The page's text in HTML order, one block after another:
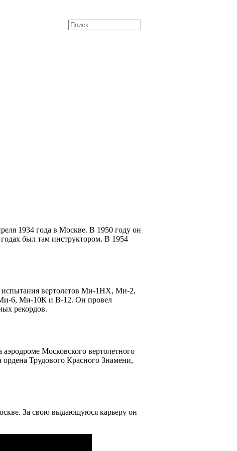
1934 года в Москве. В 1950 году он
был там инструктором. В 1954
вертолетов Ми-1НХ, Ми-2,
Ми-6, Ми-10К и В-12. Он провел
рекордов.
Московского вертолетного
Трудового Красного Знамени,
За свою выдающуюся карьеру он